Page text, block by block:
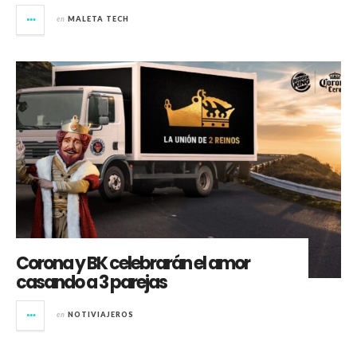
en MALETA TECH
Corona y BK celebrarán el amor
casando a 3 parejas
en NOTIVIAJEROS